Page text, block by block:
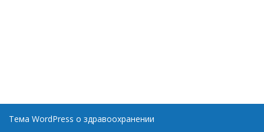
Тема WordPress о здравоохранении